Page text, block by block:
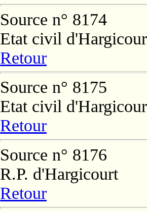
Source n° 8174
Etat civil
Retour
Source n° 8175
Etat civil
Retour
Source n° 8176
R.P. d'Hargicourt
Retour